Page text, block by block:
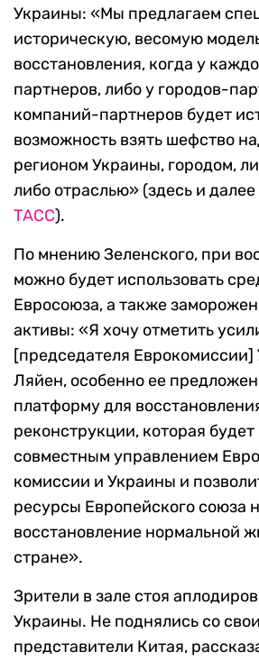
Украины: «Мы предлагаем
историческую, весомую
восстановления, когда у
партнеров, либо у городов-
компаний-партнеров будет
возможность взять шефство
регионом Украины, городом,
либо отраслью» (здесь и
ТАСС).
По мнению Зеленского, при
можно будет использовать
Евросоюза, а также
активы: «Я хочу отметить
[председателя
Ляйен, особенно ее
платформу для
реконструкции, которая
совместным управлением
комиссии и Украины и
ресурсы Европейского союза
восстановление нормальной
стране».
Зрители в зале стоя
Украины. Не поднялись со
представители Китая,